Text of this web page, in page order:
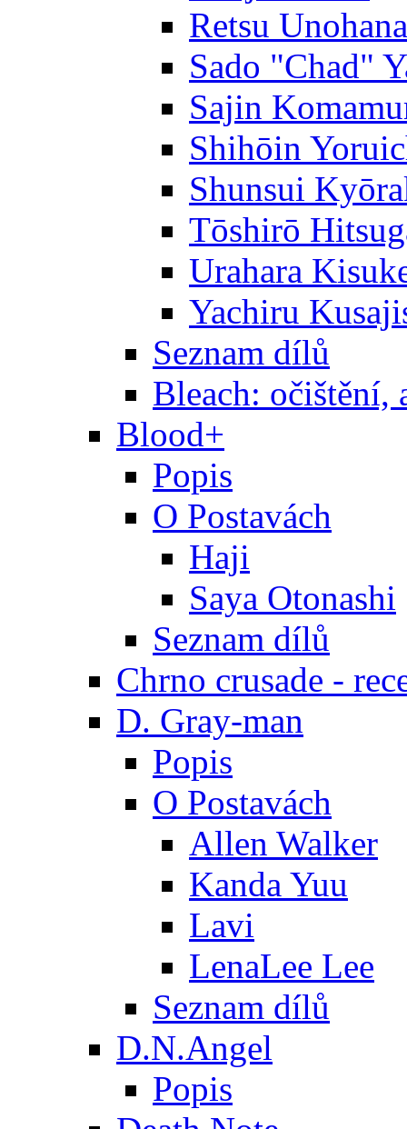
Retsu Unohana
Sado "Chad"
Sajin
Shihōin
Shunsui
Tōshirō
Urahara
Yachiru
Seznam dílů
Bleach: očištění,
Blood+
Popis
O Postavách
Haji
Saya Otonashi
Seznam dílů
Chrno crusade -
D. Gray-man
Popis
O Postavách
Allen Walker
Kanda Yuu
Lavi
LenaLee Lee
Seznam dílů
D.N.Angel
Popis